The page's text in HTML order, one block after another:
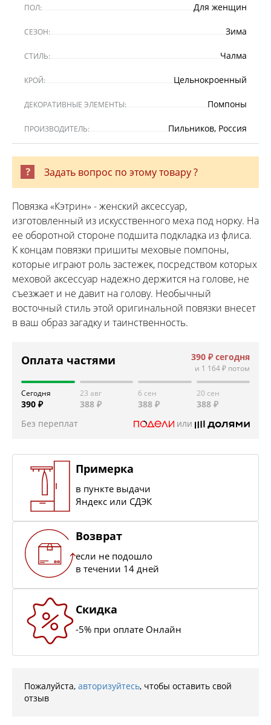
ПОЛ: Для женщин
СЕЗОН: Зима
СТИЛЬ: Чалма
КРОЙ: Цельнокроенный
ДЕКОРАТИВНЫЕ ЭЛЕМЕНТЫ: Помпоны
ПРОИЗВОДИТЕЛЬ: Пильников, Россия
Задать вопрос по этому товару ?
Повязка «Кэтрин» - женский аксессуар,
изготовленный из искусственного меха под норку. На
ее оборотной стороне подшита подкладка из флиса.
К концам повязки пришиты меховые помпоны,
которые играют роль застежек, посредством которых
меховой аксессуар надежно держится на голове, не
съезжает и не давит на голову. Необычный
восточный стиль этой оригинальной повязки внесет
в ваш образ загадку и таинственность.
Оплата частями 390 ₽ сегодня
и 1 164 ₽ потом
Сегодня
390 ₽
23 авг
388 ₽
6 сен
388 ₽
20 сен
388 ₽
Без переплат
или
Примерка
в пункте выдачи
Яндекс или СДЭК
Возврат
если не подошло
в течении 14 дней
Скидка
-5% при оплате Онлайн
Пожалуйста, авторизуйтесь, чтобы оставить свой
отзыв